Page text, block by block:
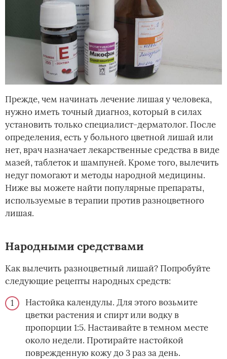
Прежде, чем начинать лечение лишая у человека,
нужно иметь точный диагноз, который в силах
установить только специалист-дерматолог. После
определения, есть у больного цветной лишай или
нет, врач назначает лекарственные средства в виде
мазей, таблеток и шампуней. Кроме того, вылечить
недуг помогают и методы народной медицины.
Ниже вы можете найти популярные препараты,
используемые в терапии против разноцветного
лишая.
Народными средствами
Как вылечить разноцветный лишай? Попробуйте
следующие рецепты народных средств:
Настойка календулы. Для этого возьмите
цветки растения и спирт или водку в
пропорции 1:5. Настаивайте в темном месте
около недели. Протирайте настойкой
поврежденную кожу до 3 раз за день.